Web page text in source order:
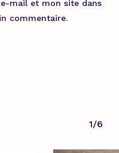
mail et mon site dans
commentaire.
1/6